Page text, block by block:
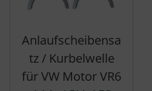
Anlaufscheibensa
tz / Kurbelwelle
für VW Motor VR6